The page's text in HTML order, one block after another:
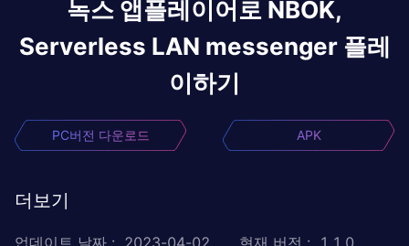
녹스 앱플레이어로 NBOK,
Serverless LAN messenger 플레
이하기
PC버전 다운로드 APK
더보기
업데이트 날짜 : 2023-04-02 현재 버전 : 1.1.0